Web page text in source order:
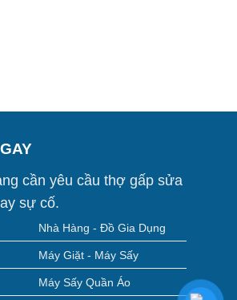
cần yêu cầu thợ gấp sửa
sự cố.
Nhà Hàng - Đồ Gia Dụng
Máy Giặt - Máy Sấy
Máy Sấy Quần Áo